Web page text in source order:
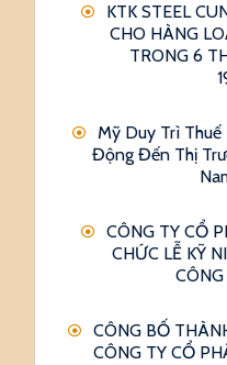
KTK STEEL
CHO HÀNG
TRONG 6
Mỹ Duy Trì Thuế
Động Đến Thị
CÔNG TY CỔ
CHỨC LỄ KỸ
CÔNG BỐ
CÔNG TY CỔ